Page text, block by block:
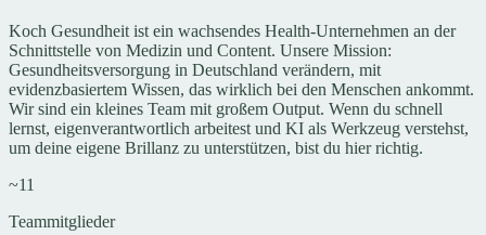
Koch Gesundheit ist ein wachsendes Health-Unternehmen an der
Schnittstelle von Medizin und Content. Unsere Mission:
Gesundheitsversorgung in Deutschland verändern, mit
evidenzbasiertem Wissen, das wirklich bei den Menschen ankommt.
Wir sind ein kleines Team mit großem Output. Wenn du schnell
lernst, eigenverantwortlich arbeitest und KI als Werkzeug verstehst,
um deine eigene Brillanz zu unterstützen, bist du hier richtig.
~11
Teammitglieder